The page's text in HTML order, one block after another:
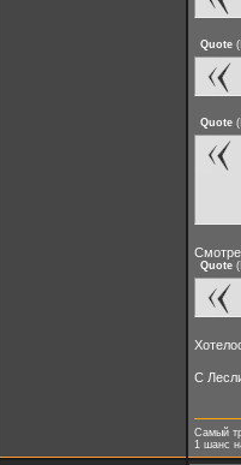
Quote (
Quote (
Quote (
С
Самый
1 шанс